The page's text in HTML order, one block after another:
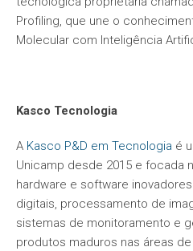
Profiling, que une o
Molecular com Inteligência
​Kasco Tecnologia
A Kasco P&D em Tecnologia é
Unicamp desde 2015 e focada
hardware e software
digitais, processamento de
sistemas de monitoramento e
produtos maduros nas áreas